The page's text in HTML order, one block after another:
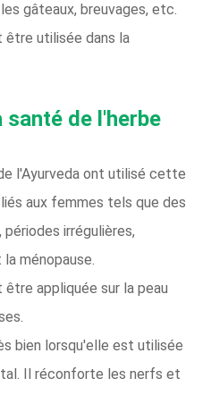
gâteaux, breuvages, etc.
utilisée dans la
santé de l'herbe
l'Ayurveda ont utilisé cette
aux femmes tels que des
irrégulières,
ménopause.
appliquée sur la peau
bien lorsqu'elle est utilisée
Il réconforte les nerfs et